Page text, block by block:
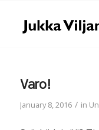
Varo!
January 8, 2016 / in